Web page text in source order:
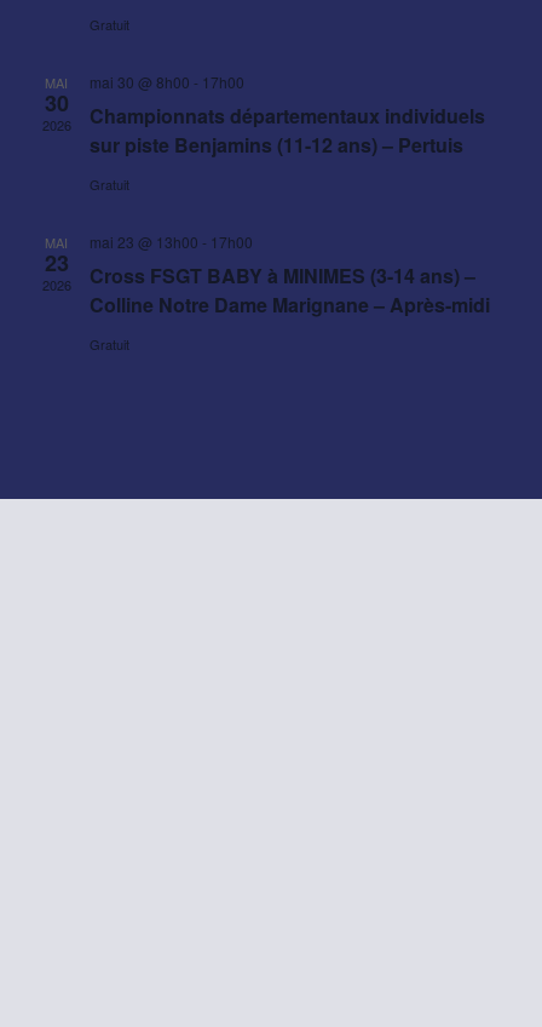
Gratuit
MAI
30
2026
mai 30 @ 8h00 - 17h00
Championnats départementaux individuels
sur piste Benjamins (11-12 ans) – Pertuis
Gratuit
MAI
23
2026
mai 23 @ 13h00 - 17h00
Cross FSGT BABY à MINIMES (3-14 ans) –
Colline Notre Dame Marignane – Après-midi
Gratuit